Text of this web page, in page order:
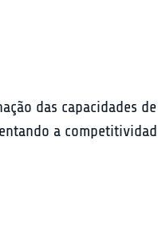
das capacidades de
a